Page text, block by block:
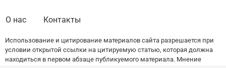
О нас Контакты
Использование и цитирование материалов сайта разрешается при
условии открытой ссылки на цитируемую статью, которая должна
находиться в первом абзаце публикуемого материала. Мнение